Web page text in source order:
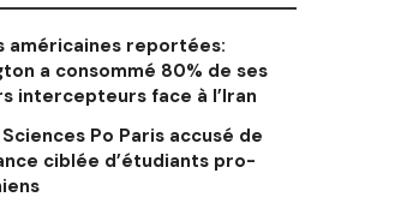
américaines reportées:
a consommé 80% de ses
intercepteurs face à l’Iran
Po Paris accusé de
ciblée d’étudiants pro-